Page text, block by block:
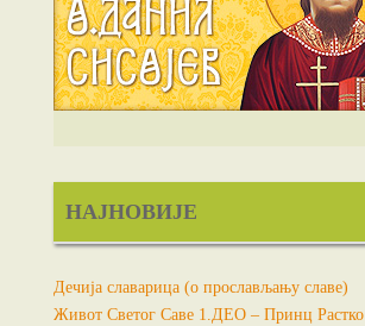
НАЈНОВИЈЕ
Дечија славарица (о прослављању славе)
Живот Светог Саве 1.ДЕО – Принц Растко